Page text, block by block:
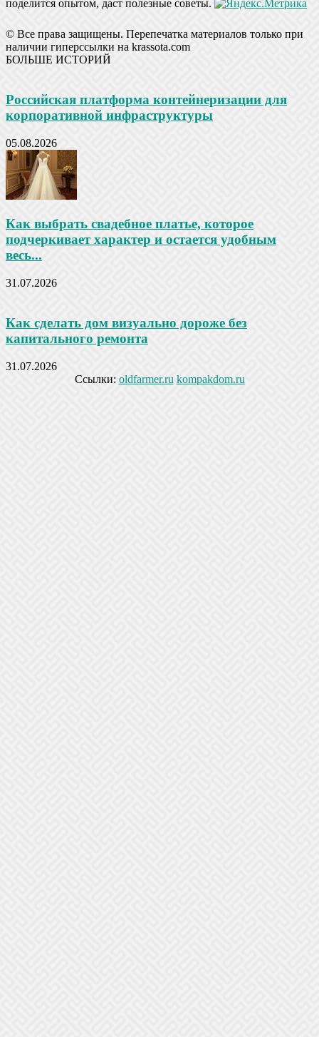
поделится опытом, даст полезные советы.
© Все права защищены. Перепечатка материалов только при
наличии гиперссылки на krassota.com
БОЛЬШЕ ИСТОРИЙ
Российская платформа контейнеризации для
корпоративной инфраструктуры
05.08.2026
Как выбрать свадебное платье, которое
подчеркивает характер и остается удобным
весь...
31.07.2026
Как сделать дом визуально дороже без
капитального ремонта
31.07.2026
Ссылки: oldfarmer.ru kompakdom.ru